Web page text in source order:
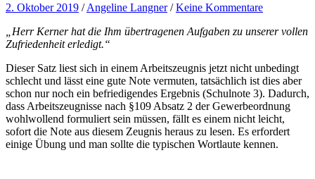
2. Oktober 2019 /Angeline Langner /Keine Kommentare
„Herr Kerner hat die Ihm übertragenen Aufgaben zu unserer vollen
Zufriedenheit erledigt.“
Dieser Satz liest sich in einem Arbeitszeugnis jetzt nicht unbedingt
schlecht und lässt eine gute Note vermuten, tatsächlich ist dies aber
schon nur noch ein befriedigendes Ergebnis (Schulnote 3). Dadurch,
dass Arbeitszeugnisse nach §109 Absatz 2 der Gewerbeordnung
wohlwollend formuliert sein müssen, fällt es einem nicht leicht,
sofort die Note aus diesem Zeugnis heraus zu lesen. Es erfordert
einige Übung und man sollte die typischen Wortlaute kennen.